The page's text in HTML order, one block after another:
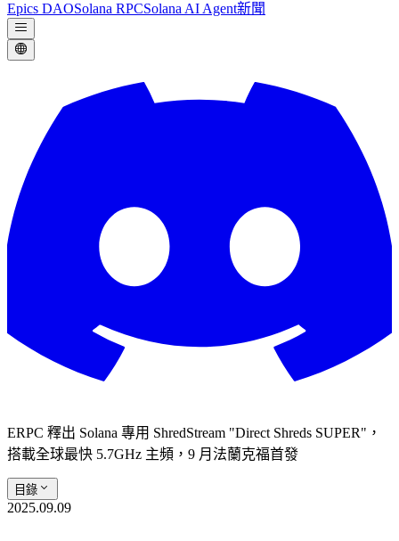
Epics DAOSolana RPCSolana AI Agent新聞
ERPC 釋出 Solana 專用 ShredStream "Direct Shreds SUPER"，
搭載全球最快 5.7GHz 主頻，9 月法蘭克福首發
目錄
2025.09.09